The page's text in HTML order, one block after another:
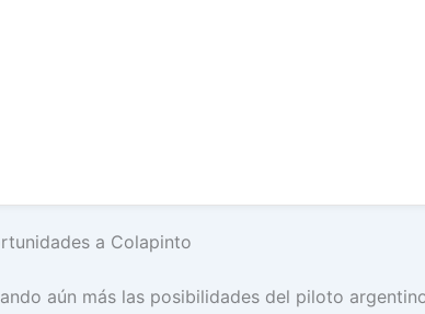
a Colapinto
aún más las posibilidades del piloto